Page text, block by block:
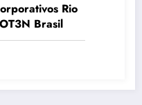
Rio
Brasil